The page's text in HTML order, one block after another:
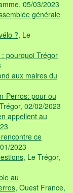
05/03/2023
générale
?, Le
pourquoi Trégor
aux maires du
Perros: pour ou
02/02/2023
appellent au
ce
2023
, Le Trégor,
au
, Ouest France,